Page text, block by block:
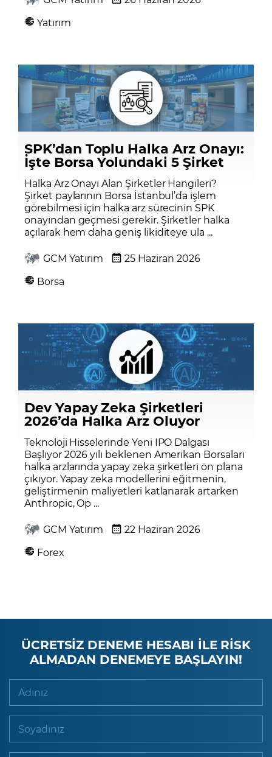
Yatırım
SPK’dan Toplu Halka Arz Onayı:
İşte Borsa Yolundaki 5 Şirket
Halka Arz Onayı Alan Şirketler Hangileri?
Şirket paylarının Borsa İstanbul’da işlem
görebilmesi için halka arz sürecinin SPK
onayından geçmesi gerekir. Şirketler halka
açılarak hem daha geniş likiditeye ula ...
GCM Yatırım
25 Haziran 2026
Borsa
Dev Yapay Zeka Şirketleri
2026’da Halka Arz Oluyor
Teknoloji Hisselerinde Yeni IPO Dalgası
Başlıyor 2026 yılı beklenen Amerikan Borsaları
halka arzlarında yapay zeka şirketleri ön plana
çıkıyor. Yapay zeka modellerini eğitmenin,
geliştirmenin maliyetleri katlanarak artarken
Anthropic, Op ...
GCM Yatırım
22 Haziran 2026
Forex
ÜCRETSİZ DENEME HESABI İLE RİSK
ALMADAN DENEMEYE BAŞLAYIN!
Adınız
Soyadınız